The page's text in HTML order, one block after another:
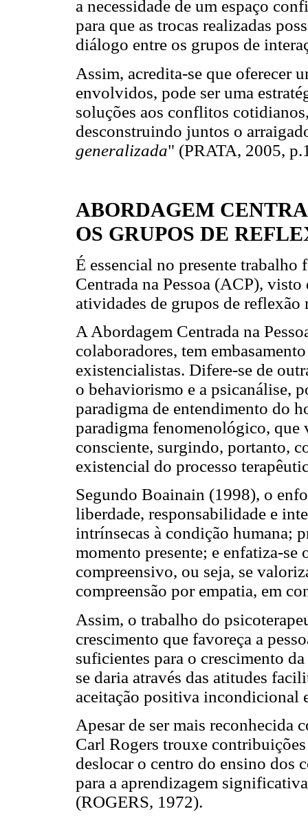
a necessidade de um espaço
para que as trocas realizadas
diálogo entre os grupos de
Assim, acredita-se que oferecer
envolvidos, pode ser uma
soluções aos conflitos
desconstruindo juntos o
generalizada" (PRATA, 2005,
ABORDAGEM
OS GRUPOS DE
É essencial no presente
Centrada na Pessoa (ACP),
atividades de grupos de reflexão
A Abordagem Centrada na
colaboradores, tem
existencialistas. Difere-se de
o behaviorismo e a psicanálise,
paradigma de entendimento do
paradigma fenomenológico, que
consciente, surgindo, portanto,
existencial do processo
Segundo Boainain (1998), o
liberdade, responsabilidade e
intrínsecas à condição humana;
momento presente; e enfatiza-
compreensivo, ou seja, se
compreensão por empatia, em
Assim, o trabalho do
crescimento que favoreça a
suficientes para o crescimento
se daria através das atitudes
aceitação positiva incondicional
Apesar de ser mais reconhecida
Carl Rogers trouxe
deslocar o centro do ensino dos
para a aprendizagem
(ROGERS, 1972).